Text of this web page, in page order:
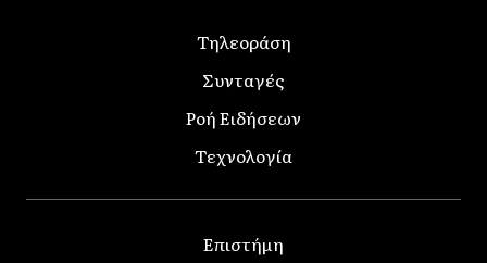
Τηλεοράση
Συνταγές
Ροή Ειδήσεων
Τεχνολογία
Επιστήμη